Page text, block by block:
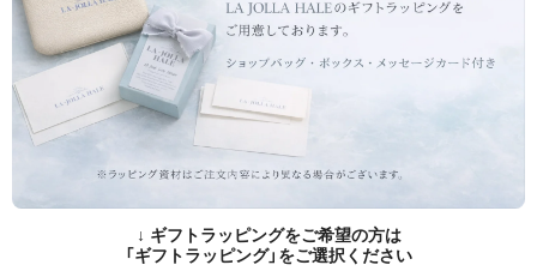
↓ ギフトラッピングをご希望の方は
「ギフトラッピング」をご選択ください